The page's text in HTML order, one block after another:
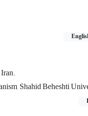
Shahid Beheshti